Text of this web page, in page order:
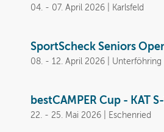
04. - 07. April 2026 | Karlsfeld
SportScheck Seniors
08. - 12. April 2026 | Unterföhring
bestCAMPER Cup - KAT
22. - 25. Mai 2026 | Eschenried